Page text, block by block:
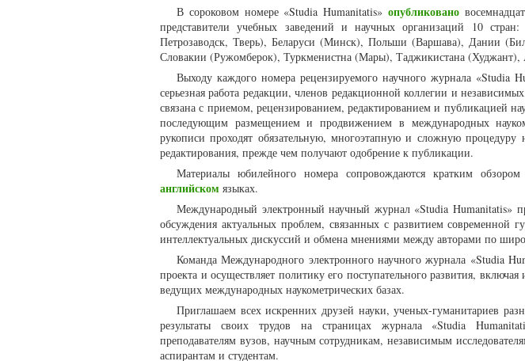
В сороковом номере «Studia Humanitatis»опубликовано
представители учебных заведений и научных организаций 10
Петрозаводск, Тверь), Беларуси (Минск), Польши (Варшава), Дании
Словакии (Ружомберок), Туркменистна (Мары), Таджикистана
Выходу каждого номера рецензируемого научного журнала «Studia
серьезная работа редакции, членов редакционной коллегии и
связана с приемом, рецензированием, редактированием и публикацией
последующим размещением и продвижением в международных
рукописи проходят обязательную, многоэтапную и сложную процедуру
редактирования, прежде чем получают одобрение к публикации.
Материалы юбилейного номера сопровождаются кратким
английском языках.
Международный электронный научный журнал «Studia Humanitatis»
обсуждения актуальных проблем, связанных с развитием современной
интеллектуальных дискуссий и обмена мнениями между авторами по
Команда Международного электронного научного журнала «Studia
проекта и осуществляет политику его поступательного развития,
ведущих международных наукометрических базах.
Приглашаем всех искренних друзей науки, ученых-гуманитариев
результаты своих трудов на страницах журнала «Studia
преподавателям вузов, научным сотрудникам, независимым
аспирантам и студентам.